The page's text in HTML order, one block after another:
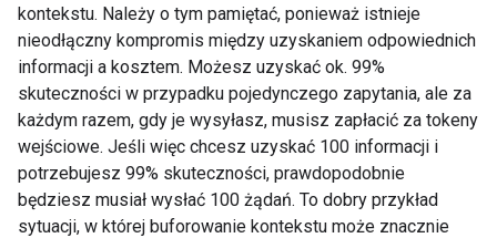
kontekstu. Należy o tym pamiętać, ponieważ istnieje
nieodłączny kompromis między uzyskaniem odpowiednich
informacji a kosztem. Możesz uzyskać ok. 99%
skuteczności w przypadku pojedynczego zapytania, ale za
każdym razem, gdy je wysyłasz, musisz zapłacić za tokeny
wejściowe. Jeśli więc chcesz uzyskać 100 informacji i
potrzebujesz 99% skuteczności, prawdopodobnie
będziesz musiał wysłać 100 żądań. To dobry przykład
sytuacji, w której buforowanie kontekstu może znacznie